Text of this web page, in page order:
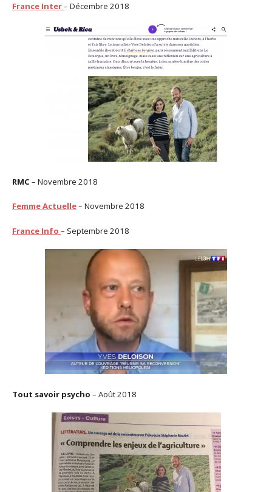
France Inter– Décembre 2018
RMC– Novembre 2018
Femme Actuelle– Novembre 2018
France Info – Septembre 2018
Tout savoir psycho – Août 2018